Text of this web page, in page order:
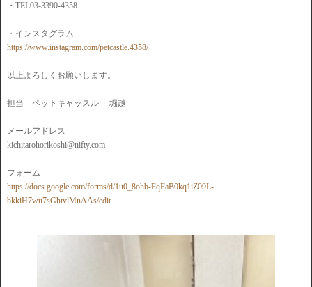
・TEL03-3390-4358
・インスタグラム
https://www.instagram.com/petcastle.4358/
以上よろしくお願いします。
担当 ペットキャッスル 堀越
メールアドレス
kichitarohorikoshi@nifty.com
フォーム
https://docs.google.com/forms/d/1u0_8ohb-FqFaB0kq1iZ09L-
bkkiH7wu7sGhtvlMnAAs/edit